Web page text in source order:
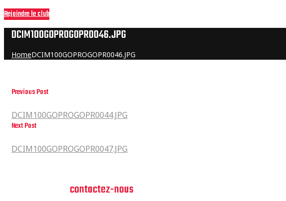
Rejoindre le club
DCIM100GOPROGOPR0046.JPG
HomeDCIM100GOPROGOPR0046.JPG
Previous Post
DCIM100GOPROGOPR0044.JPG
Next Post
DCIM100GOPROGOPR0047.JPG
contactez-nous